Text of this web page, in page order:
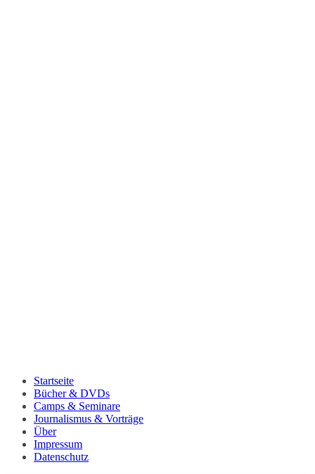
Startseite
Bücher & DVDs
Camps & Seminare
Journalismus & Vorträge
Über
Impressum
Datenschutz